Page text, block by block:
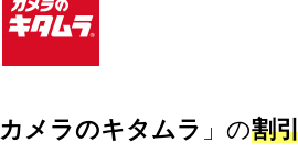
カメラのキタムラ 」の割